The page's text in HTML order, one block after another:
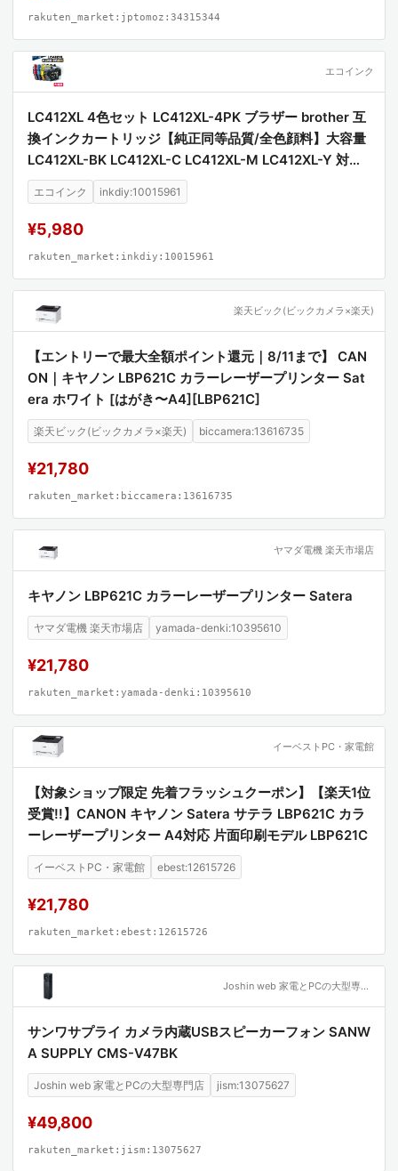
rakuten_market:jptomoz:34315344
エコインク
LC412XL 4色セット LC412XL-4PK ブラザー brother 互
換インクカートリッジ【純正同等品質/全色顔料】大容量
LC412XL-BK LC412XL-C LC412XL-M LC412XL-Y 対応
プリンター MFC-J7100CDW MFC-J7300CDW 高品質
顔料インク 互換インク
エコインク inkdiy:10015961
¥5,980
rakuten_market:inkdiy:10015961
楽天ビック(ビックカメラ×楽天)
【エントリーで最大全額ポイント還元｜8/11まで】 CAN
ON｜キヤノン LBP621C カラーレーザープリンター Sat
era ホワイト [はがき〜A4][LBP621C]
楽天ビック(ビックカメラ×楽天) biccamera:13616735
¥21,780
rakuten_market:biccamera:13616735
ヤマダ電機 楽天市場店
キヤノン LBP621C カラーレーザープリンター Satera
ヤマダ電機 楽天市場店 yamada-denki:10395610
¥21,780
rakuten_market:yamada-denki:10395610
イーベストPC・家電館
【対象ショップ限定 先着フラッシュクーポン】【楽天1位
受賞!!】CANON キヤノン Satera サテラ LBP621C カラ
ーレーザープリンター A4対応 片面印刷モデル LBP621C
イーベストPC・家電館 ebest:12615726
¥21,780
rakuten_market:ebest:12615726
Joshin web 家電とPCの大型専門店
サンワサプライ カメラ内蔵USBスピーカーフォン SANW
A SUPPLY CMS-V47BK
Joshin web 家電とPCの大型専門店 jism:13075627
¥49,800
rakuten_market:jism:13075627